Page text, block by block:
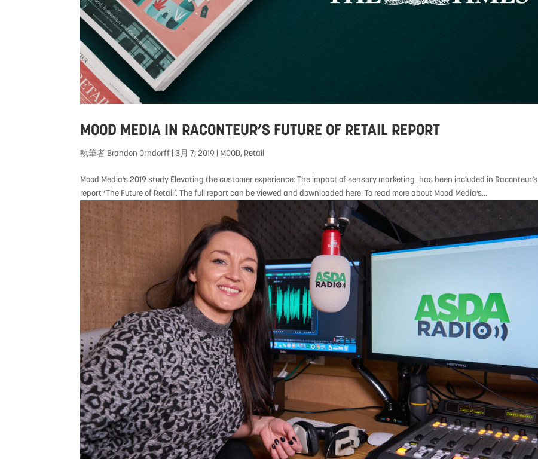
MOOD MEDIA IN RACONTEUR’S FUTURE OF RETAIL REPORT
執筆者 Brandon Orndorff |3月 7, 2019 | MOOD, Retail
Mood Media’s 2019 study Elevating the customer experience: The impact of sensory marketing has been included in Raconteur’s
report ‘The Future of Retail’. The full report can be viewed and downloaded here. To read more about Mood Media’s...